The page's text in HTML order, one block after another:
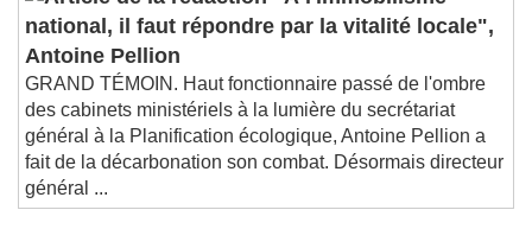
"À l'immobilisme
national, il faut répondre par la vitalité locale",
Antoine Pellion
GRAND TÉMOIN. Haut fonctionnaire passé de l'ombre
des cabinets ministériels à la lumière du secrétariat
général à la Planification écologique, Antoine Pellion a
fait de la décarbonation son combat. Désormais directeur
général ...